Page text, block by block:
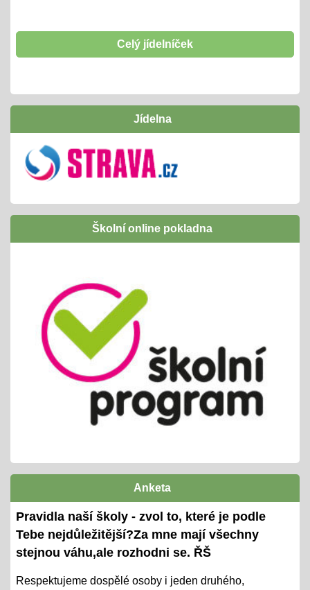
01.10.2024
- tradičně si "odpracujeme" vstupenku na interaktivní
Inovativní vzdělávání /Šablony I OPJAK
01.09.2024
následně budeme žádat zapojení do Šablony
II OPJAK
Letní slavnost
25.06.2024
příprava tradiční celoškolní akce
propojeno do vrstevnického vyučování
variabilní termín dle počasí /25. nebo 26.6.
Pololetní zjišťování a vyhodnocování
výstupů ŠVP pro 2. pololetí
Ověřování výstupů vzd. k 1. pololetí
08.01.2024
- tradiční KP a TP od 8. 1. do 22. 1.
- termíny oznámeny na KOMENS
Celý jídelníček
Jídelna
Školní online pokladna
Anketa
Pravidla naší školy - zvol to, které je podle
Tebe nejdůležitější?Za mne mají všechny
stejnou váhu,ale rozhodni se. ŘŠ
Respektujeme dospělé osoby i jeden druhého,